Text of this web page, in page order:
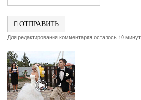
ОТПРАВИТЬ
Для редактирования комментария осталось 10 минут